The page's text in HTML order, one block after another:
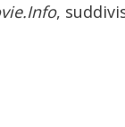
,